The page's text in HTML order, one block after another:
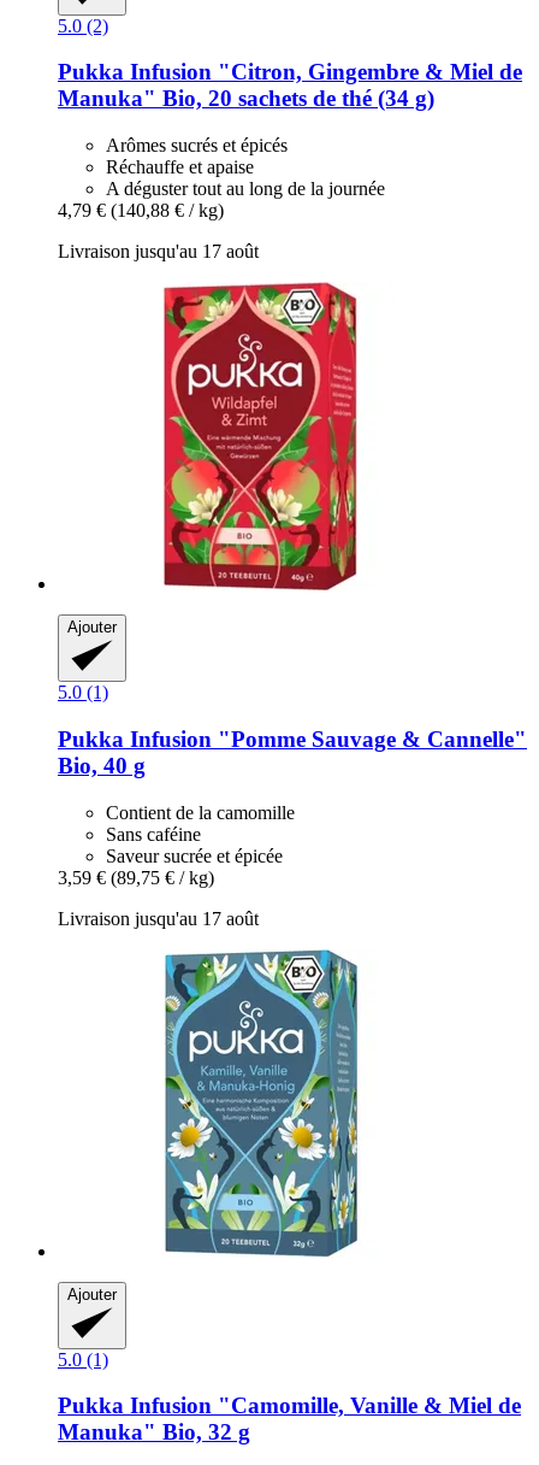
5.0 (2)
Pukka Infusion "Citron, Gingembre & Miel de
Manuka" Bio, 20 sachets de thé (34 g)
Arômes sucrés et épicés
Réchauffe et apaise
A déguster tout au long de la journée
4,79 € (140,88 € / kg)
Livraison jusqu'au 17 août
Ajouter
5.0 (1)
Pukka Infusion "Pomme Sauvage & Cannelle"
Bio, 40 g
Contient de la camomille
Sans caféine
Saveur sucrée et épicée
3,59 € (89,75 € / kg)
Livraison jusqu'au 17 août
Ajouter
5.0 (1)
Pukka Infusion "Camomille, Vanille & Miel de
Manuka" Bio, 32 g